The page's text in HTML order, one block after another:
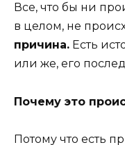
Все, что бы ни
в целом, не
причина. Есть
или же, его
Почему это
Потому что есть